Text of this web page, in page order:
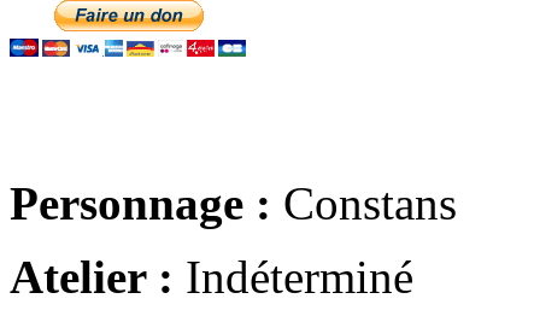
Personnage : Constans
Atelier : Indéterminé